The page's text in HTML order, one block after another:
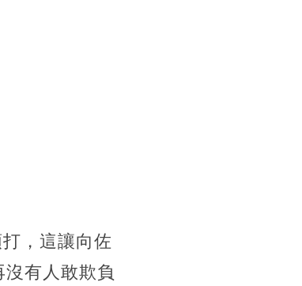
，這讓向佐
有人敢欺負